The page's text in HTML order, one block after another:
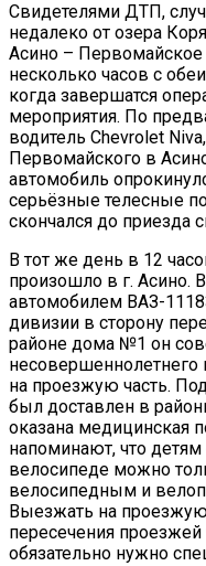
Свидетелями ДТП,
недалеко от озера
Асино – Первомайское
несколько часов с
когда завершатся
мероприятия. По
водитель Chevrolet
Первомайского в
автомобиль
серьёзные телесные
скончался до приезда
В тот же день в 12
произошло в г. Асино.
автомобилем ВАЗ-
дивизии в сторону
районе дома №1 он
несовершеннолетнего
на проезжую часть.
был доставлен в
оказана
напоминают, что детям
велосипеде можно
велосипедным и
Выезжать на
пересечения
обязательно нужно